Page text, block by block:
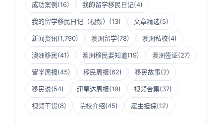
成功案例(16) 我的留学移民日记(4)
我的留学移民日记（视频） (13) 文章精选(5)
新闻资讯(1,790) 澳洲留学(78) 澳洲私校(4)
澳洲移民(41) 澳洲移民要知道(19) 澳洲签证(27)
留学周报(45) 移民周报(62) 移民故事(2)
移民说(54) 纽星达周报(19) 视频合集(37)
视频干货(8) 院校介绍(45) 雇主担保(12)